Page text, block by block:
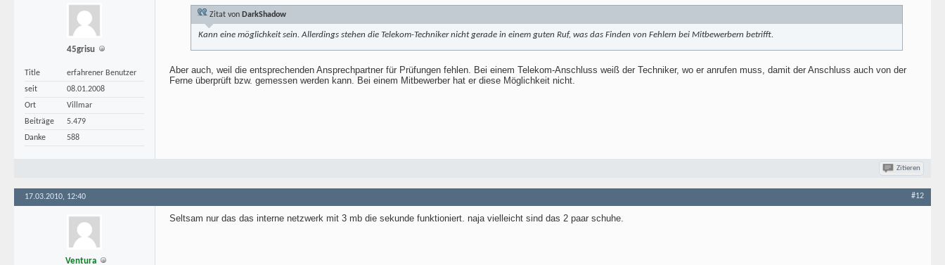
45grisu
Title
erfahrener Benutzer
seit
08.01.2008
Ort
Villmar
Beiträge
5.479
Danke
588
Zitat von DarkShadow
Kann eine möglichkeit sein. Allerdings stehen die Telekom-Techniker nicht gerade in einem guten Ruf, was das Finden von Fehlern bei Mitbewerbern betrifft.
Aber auch, weil die entsprechenden Ansprechpartner für Prüfungen fehlen. Bei einem Telekom-Anschluss weiß der Techniker, wo er anrufen muss, damit der Anschluss auch von der
Ferne überprüft bzw. gemessen werden kann. Bei einem Mitbewerber hat er diese Möglichkeit nicht.
Zitieren
17.03.2010, 12:40 #12
Ventura
Seltsam nur das das interne netzwerk mit 3 mb die sekunde funktioniert. naja vielleicht sind das 2 paar schuhe.